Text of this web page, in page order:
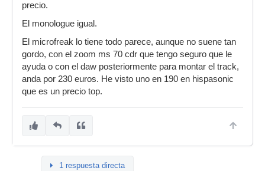
precio.
El monologue igual.
El microfreak lo tiene todo parece, aunque no suene tan
gordo, con el zoom ms 70 cdr que tengo seguro que le
ayuda o con el daw posteriormente para montar el track,
anda por 230 euros. He visto uno en 190 en hispasonic
que es un precio top.
1 respuesta directa